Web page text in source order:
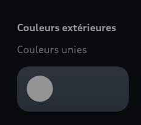
Couleurs extérieures
Couleurs unies